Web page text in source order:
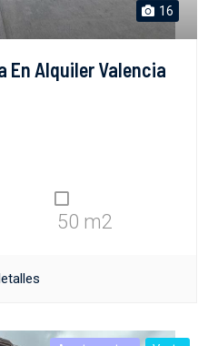
16
En Alquiler Valencia
50 m2